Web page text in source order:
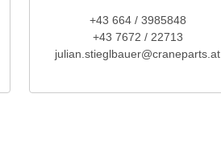
+43 664 / 3985848
+43 7672 / 22713
julian.stieglbauer@craneparts.at